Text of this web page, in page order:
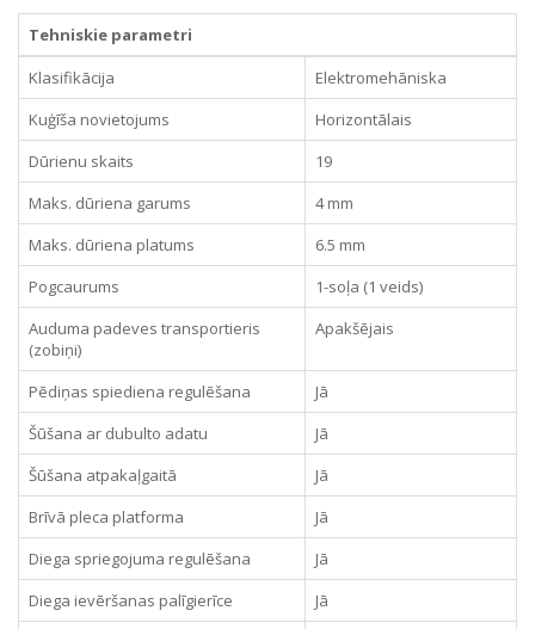
Tehniskie parametri
Klasifikācija
Elektromehāniska
Kuģīša novietojums
Horizontālais
Dūrienu skaits
19
Maks. dūriena garums
4 mm
Maks. dūriena platums
6.5 mm
Pogcaurums
1-soļa (1 veids)
Auduma padeves transportieris
(zobiņi)
Apakšējais
Pēdiņas spiediena regulēšana
Jā
Šūšana ar dubulto adatu
Jā
Šūšana atpakaļgaitā
Jā
Brīvā pleca platforma
Jā
Diega spriegojuma regulēšana
Jā
Diega ievēršanas palīgierīce
Jā